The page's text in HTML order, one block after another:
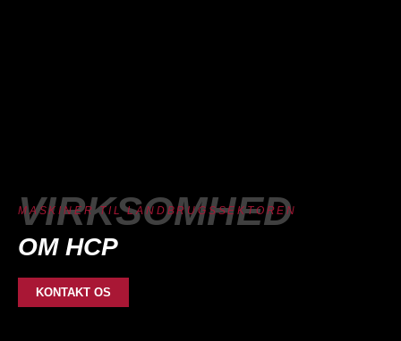
VIRKSOMHED
MASKINER TIL LANDBRUGSSEKTOREN
OM HCP
KONTAKT OS